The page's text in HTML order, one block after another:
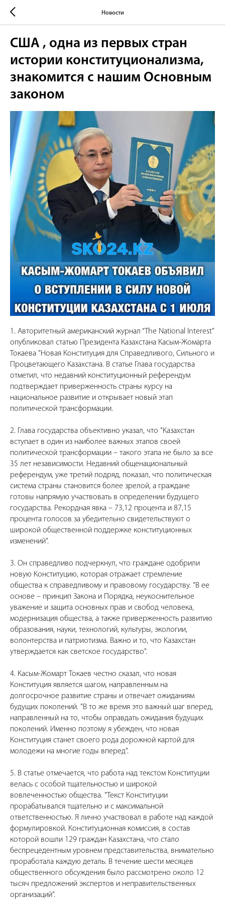
Новости
США , одна из первых стран
истории конституционализма,
знакомится с нашим Основным
законом
1. Авторитетный американский журнал “The National Interest”
опубликовал статью Президента Казахстана Касым-Жомарта
Токаева "Новая Конституция для Справедливого, Сильного и
Процветающего Казахстана. В статье Глава государства
отметил, что недавний конституционный референдум
подтверждает приверженность страны курсу на
национальное развитие и открывает новый этап
политической трансформации.
2. Глава государства объективно указал, что "Казахстан
вступает в один из наиболее важных этапов своей
политической трансформации – такого этапа не было за все
35 лет независимости. Недавний общенациональный
референдум, уже третий подряд, показал, что политическая
система страны становится более зрелой, а граждане
готовы напрямую участвовать в определении будущего
государства. Рекордная явка – 73,12 процента и 87,15
процента голосов за убедительно свидетельствуют о
широкой общественной поддержке конституционных
изменений".
3. Он справедливо подчеркнул, что граждане одобрили
новую Конституцию, которая отражает стремление
общества к справедливому и правовому государству. "В ее
основе – принцип Закона и Порядка, неукоснительное
уважение и защита основных прав и свобод человека,
модернизация общества, а также приверженность развитию
образования, науки, технологий, культуры, экологии,
волонтерства и патриотизма. Важно и то, что Казахстан
утверждается как светское государство".
4. Касым-Жомарт Токаев честно сказал, что новая
Конституция является шагом, направленным на
долгосрочное развитие страны и отвечает ожиданиям
будущих поколений. "В то же время это важный шаг вперед,
направленный на то, чтобы оправдать ожидания будущих
поколений. Именно поэтому я убежден, что новая
Конституция станет своего рода дорожной картой для
молодежи на многие годы вперед".
5. В статье отмечается, что работа над текстом Конституции
велась с особой тщательностью и широкой
вовлеченностью общества. "Текст Конституции
прорабатывался тщательно и с максимальной
ответственностью. Я лично участвовал в работе над каждой
формулировкой. Конституционная комиссия, в состав
которой вошли 129 граждан Казахстана, что стало
беспрецедентным уровнем представительства, внимательно
проработала каждую деталь. В течение шести месяцев
общественного обсуждения было рассмотрено около 12
тысяч предложений экспертов и неправительственных
организаций".